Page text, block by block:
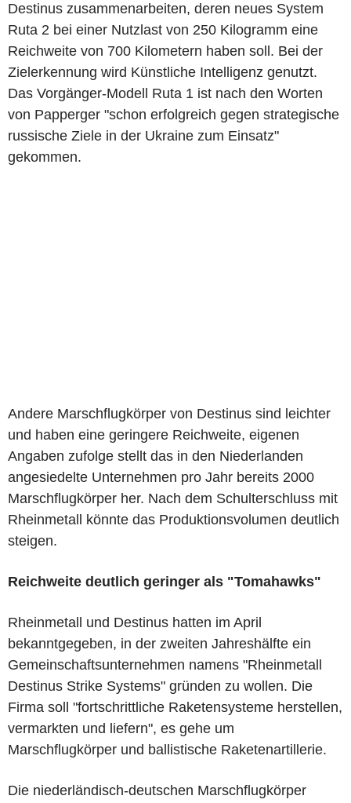
Destinus zusammenarbeiten, deren neues System
Ruta 2 bei einer Nutzlast von 250 Kilogramm eine
Reichweite von 700 Kilometern haben soll. Bei der
Zielerkennung wird Künstliche Intelligenz genutzt.
Das Vorgänger-Modell Ruta 1 ist nach den Worten
von Papperger "schon erfolgreich gegen strategische
russische Ziele in der Ukraine zum Einsatz"
gekommen.
Andere Marschflugkörper von Destinus sind leichter
und haben eine geringere Reichweite, eigenen
Angaben zufolge stellt das in den Niederlanden
angesiedelte Unternehmen pro Jahr bereits 2000
Marschflugkörper her. Nach dem Schulterschluss mit
Rheinmetall könnte das Produktionsvolumen deutlich
steigen.
Reichweite deutlich geringer als "Tomahawks"
Rheinmetall und Destinus hatten im April
bekanntgegeben, in der zweiten Jahreshälfte ein
Gemeinschaftsunternehmen namens "Rheinmetall
Destinus Strike Systems" gründen zu wollen. Die
Firma soll "fortschrittliche Raketensysteme herstellen,
vermarkten und liefern", es gehe um
Marschflugkörper und ballistische Raketenartillerie.
Die niederländisch-deutschen Marschflugkörper